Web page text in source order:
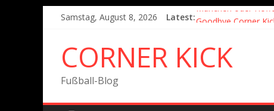
Samstag, August 8, 2026 Latest: München oder
Der Pokal geht
München wird
CORNER KICK
Fußball-Blog